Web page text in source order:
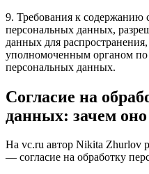
9. Требования к содержанию
персональных данных,
данных для
уполномоченным органом по
персональных данных.
Согласие на
данных: зачем
На vc.ru автор Nikita Zhurlov
— согласие на обработку